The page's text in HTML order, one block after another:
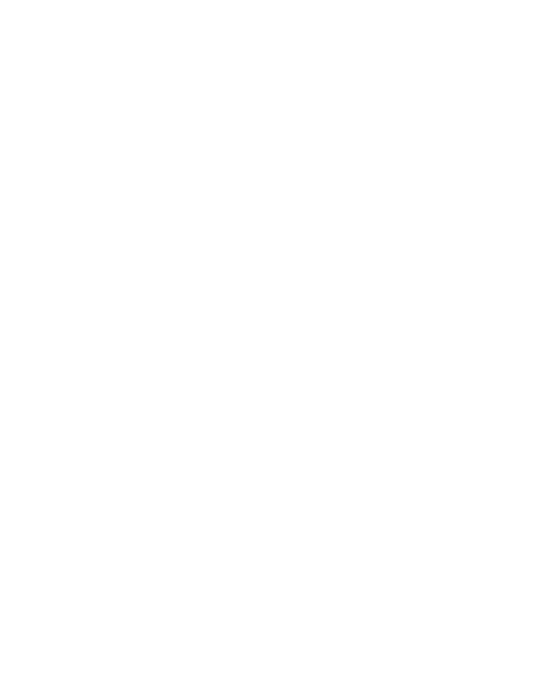
御機器販売店・
ようお願いしま
社の共同利用者
とをご了承くだ
はありません。
年1月12日よ
、
ない年数を意
これらの製造装
通知します。
、取り引きをい
ムロン制御